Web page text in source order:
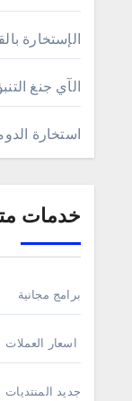
الإستخارة
الآي جنغ
استخارة
خدمات
برامج مجانية
اسعار العملات
جديد المنتديات